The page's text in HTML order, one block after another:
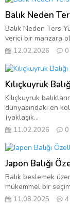
Balık Neden
Balık Neden Ters
verici bir manzara
12.02.2026 0
Kılıçkuyruk
Kılıçkuyruk
dünyasındaki en
(yaklaşık...
11.02.2026 0
Japon Balığı
Balık beslemek
mükemmel bir
11.08.2025 4